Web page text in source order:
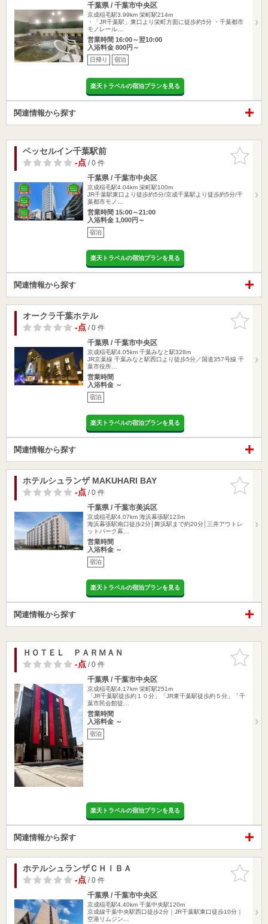
千葉県 / 千葉市中央区
京成稲毛駅3.99km 栄町駅214m
・「JR千葉駅」東口より栄町方面に徒歩約5分 ・千葉都市
モノレール…
営業時間 16:00～翌10:00
入浴料金 800円～
日帰り 宿泊
楽天トラベルの宿泊プランを見る
関連情報から探す
お気に入
りに追加
ベッセルイン千葉駅前
-点/ 0 件
千葉県 / 千葉市中央区
京成稲毛駅4.04km 栄町駅100m
JR千葉駅東口より徒歩約5分/京成千葉駅より徒歩約5分/千
葉都市モノ…
営業時間 15:00～21:00
入浴料金 1,000円～
宿泊
楽天トラベルの宿泊プランを見る
関連情報から探す
お気に入
りに追加
オークラ千葉ホテル
-点/ 0 件
千葉県 / 千葉市中央区
京成稲毛駅4.05km 千葉みなと駅328m
JR京葉線 千葉みなと駅西口より徒歩5分／国道357号線 千
葉市役所…
営業時間
入浴料金 ～
宿泊
楽天トラベルの宿泊プランを見る
関連情報から探す
お気に入
りに追加
ホテルシュランザ MAKUHARI BAY
-点/ 0 件
千葉県 / 千葉市美浜区
京成稲毛駅4.07km 海浜幕張駅123m
海浜幕張駅南口徒歩2分│舞浜駅まで約20分│三井アウトレ
ットパーク幕…
営業時間
入浴料金 ～
宿泊
楽天トラベルの宿泊プランを見る
関連情報から探す
お気に入
りに追加
ＨＯＴＥＬ ＰＡＲＭＡＮ
-点/ 0 件
千葉県 / 千葉市中央区
京成稲毛駅4.17km 栄町駅251m
「JR千葉駅徒歩約１０分」「JR東千葉駅徒歩約５分」「千
葉市民会館徒…
営業時間
入浴料金 ～
宿泊
楽天トラベルの宿泊プランを見る
関連情報から探す
お気に入
りに追加
ホテルシュランザＣＨＩＢＡ
-点/ 0 件
千葉県 / 千葉市中央区
京成稲毛駅4.40km 千葉中央駅120m
京成線千葉中央駅西口徒歩2分｜JR千葉駅東口徒歩10分｜
空港リムジン…